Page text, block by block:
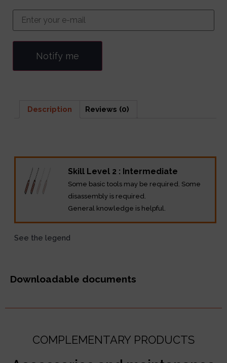
Notify me
Description Reviews (0)
Skill Level 2 : Intermediate
Some basic tools may be required. Some
disassembly is required.
General knowledge is helpful.
See the legend
Downloadable documents
COMPLEMENTARY PRODUCTS